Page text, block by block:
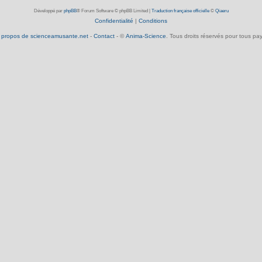
Développé par phpBB® Forum Software © phpBB Limited Traduction française officielle© Qiaeru
Confidentialité Conditions
de scienceamusante.net- Contact- © Anima-Science. Tous droits réservés pour tous